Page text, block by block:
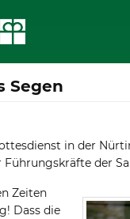
Segen
in der
Führungskräfte der
Zeiten
Dass die